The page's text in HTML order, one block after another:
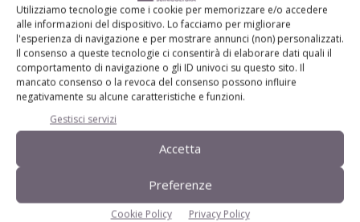
Utilizziamo tecnologie come i cookie per memorizzare e/o accedere
alle informazioni del dispositivo. Lo facciamo per migliorare
l'esperienza di navigazione e per mostrare annunci (non) personalizzati.
Il consenso a queste tecnologie ci consentirà di elaborare dati quali il
comportamento di navigazione o gli ID univoci su questo sito. Il
mancato consenso o la revoca del consenso possono influire
negativamente su alcune caratteristiche e funzioni.
Gestisci servizi
Accetta
Preferenze
Cookie Policy Privacy Policy
Salva il mio nome, email e sito web in questo browser per la
prossima volta che commento.